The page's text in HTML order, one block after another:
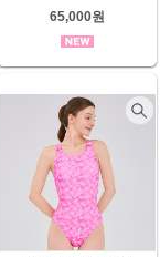
65,000원